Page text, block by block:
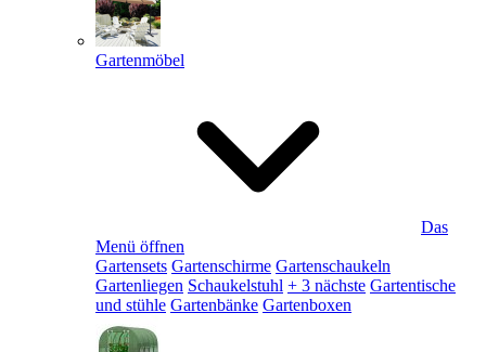
Gartenmöbel
Das
Menü öffnen
Gartensets Gartenschirme Gartenschaukeln
Gartenliegen Schaukelstuhl + 3 nächste Gartentische
und stühle Gartenbänke Gartenboxen